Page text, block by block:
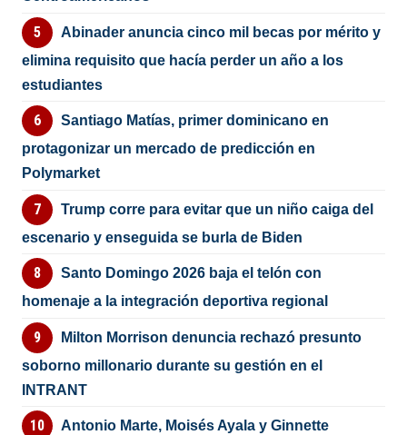
Abinader anuncia cinco mil becas por mérito y
elimina requisito que hacía perder un año a los
estudiantes
Santiago Matías, primer dominicano en
protagonizar un mercado de predicción en
Polymarket
Trump corre para evitar que un niño caiga del
escenario y enseguida se burla de Biden
Santo Domingo 2026 baja el telón con
homenaje a la integración deportiva regional
Milton Morrison denuncia rechazó presunto
soborno millonario durante su gestión en el
INTRANT
Antonio Marte, Moisés Ayala y Ginnette